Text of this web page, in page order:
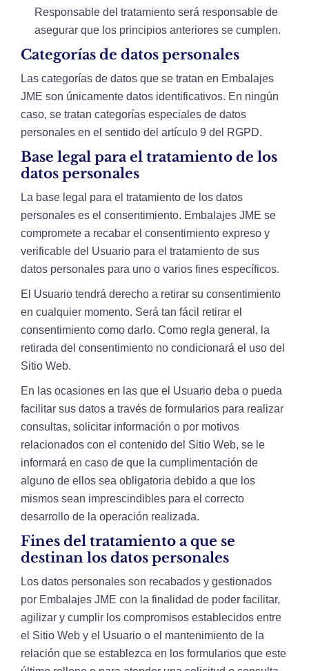
Responsable del tratamiento será responsable de
asegurar que los principios anteriores se cumplen.
Categorías de datos personales
Las categorías de datos que se tratan en Embalajes
JME son únicamente datos identificativos. En ningún
caso, se tratan categorías especiales de datos
personales en el sentido del artículo 9 del RGPD.
Base legal para el tratamiento de los
datos personales
La base legal para el tratamiento de los datos
personales es el consentimiento. Embalajes JME se
compromete a recabar el consentimiento expreso y
verificable del Usuario para el tratamiento de sus
datos personales para uno o varios fines específicos.
El Usuario tendrá derecho a retirar su consentimiento
en cualquier momento. Será tan fácil retirar el
consentimiento como darlo. Como regla general, la
retirada del consentimiento no condicionará el uso del
Sitio Web.
En las ocasiones en las que el Usuario deba o pueda
facilitar sus datos a través de formularios para realizar
consultas, solicitar información o por motivos
relacionados con el contenido del Sitio Web, se le
informará en caso de que la cumplimentación de
alguno de ellos sea obligatoria debido a que los
mismos sean imprescindibles para el correcto
desarrollo de la operación realizada.
Fines del tratamiento a que se
destinan los datos personales
Los datos personales son recabados y gestionados
por Embalajes JME con la finalidad de poder facilitar,
agilizar y cumplir los compromisos establecidos entre
el Sitio Web y el Usuario o el mantenimiento de la
relación que se establezca en los formularios que este